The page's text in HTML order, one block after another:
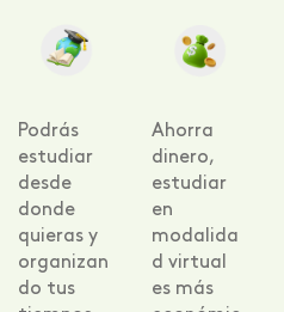
Podrás
estudiar
desde
donde
quieras y
organizan
do tus
Ahorra
dinero,
estudiar
en
modalida
d virtual
es más